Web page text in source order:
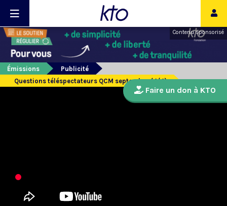
Contenu sponsorisé
Émissions
Publicité
Questions téléspectateurs QCM septembre (4/4)
Faire un don à KTO